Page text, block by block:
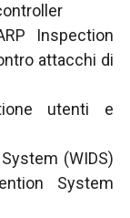
Inspection
attacchi di
utenti e
(WIDS)
System